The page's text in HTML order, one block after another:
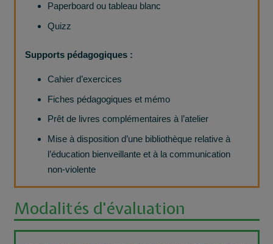
Paperboard ou tableau blanc
Quizz
Supports pédagogiques :
Cahier d’exercices
Fiches pédagogiques et mémo
Prêt de livres complémentaires à l’atelier
Mise à disposition d’une bibliothèque relative à
l’éducation bienveillante et à la communication
non-violente
Modalités d'évaluation